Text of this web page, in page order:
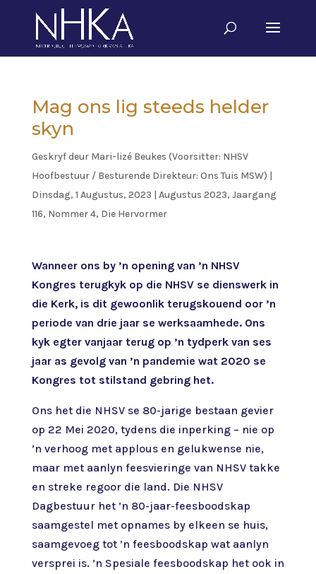
Mag ons lig steeds helder
skyn
Geskryf deur Mari-lizé Beukes (Voorsitter: NHSV
Hoofbestuur / Besturende Direkteur: Ons Tuis MSW) |
Dinsdag, 1 Augustus, 2023 | Augustus 2023, Jaargang
116, Nommer 4, Die Hervormer
Wanneer ons by ’n opening van ’n NHSV
Kongres terugkyk op die NHSV se dienswerk in
die Kerk, is dit gewoonlik terugskouend oor ’n
periode van drie jaar se werksaamhede. Ons
kyk egter vanjaar terug op ’n tydperk van ses
jaar as gevolg van ’n pandemie wat 2020 se
Kongres tot stilstand gebring het.
Ons het die NHSV se 80-jarige bestaan gevier
op 22 Mei 2020, tydens die inperking – nie op
’n verhoog met applous en gelukwense nie,
maar met aanlyn feesvieringe van NHSV takke
en streke regoor die land. Die NHSV
Dagbestuur het ’n 80-jaar-feesboodskap
saamgestel met opnames by elkeen se huis,
saamgevoeg tot ’n feesboodskap wat aanlyn
versprei is. ’n Spesiale feesboodskap het ook in